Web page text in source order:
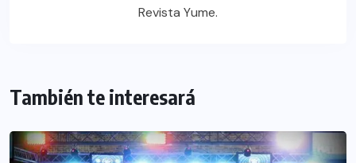
Revista Yume.
También te interesará